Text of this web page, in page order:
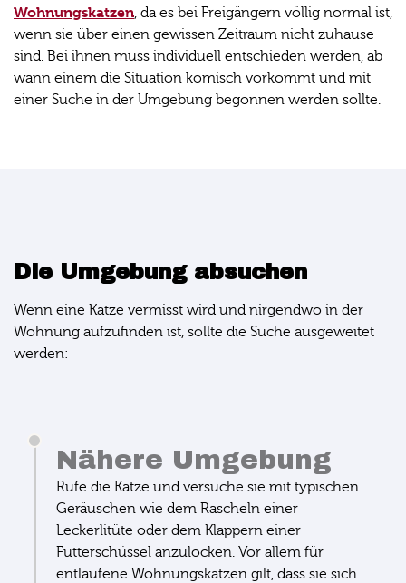
Wohnungskatzen, da es bei Freigängern völlig normal ist,
wenn sie über einen gewissen Zeitraum nicht zuhause
sind. Bei ihnen muss individuell entschieden werden, ab
wann einem die Situation komisch vorkommt und mit
einer Suche in der Umgebung begonnen werden sollte.
Die Umgebung absuchen
Wenn eine Katze vermisst wird und nirgendwo in der
Wohnung aufzufinden ist, sollte die Suche ausgeweitet
werden:
Nähere Umgebung
Rufe die Katze und versuche sie mit typischen
Geräuschen wie dem Rascheln einer
Leckerlitüte oder dem Klappern einer
Futterschüssel anzulocken. Vor allem für
entlaufene Wohnungskatzen gilt, dass sie sich